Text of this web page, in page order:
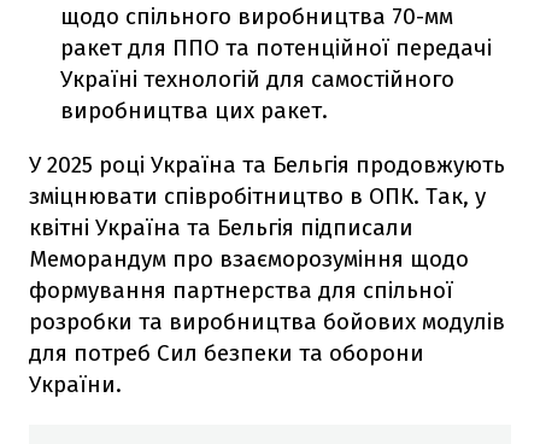
щодо спільного виробництва 70-мм
ракет для ППО та потенційної передачі
Україні технологій для самостійного
виробництва цих ракет.
У 2025 році Україна та Бельгія продовжують
зміцнювати співробітництво в ОПК. Так, у
квітні Україна та Бельгія підписали
Меморандум про взаєморозуміння щодо
формування партнерства для спільної
розробки та виробництва бойових модулів
для потреб Сил безпеки та оборони
України.